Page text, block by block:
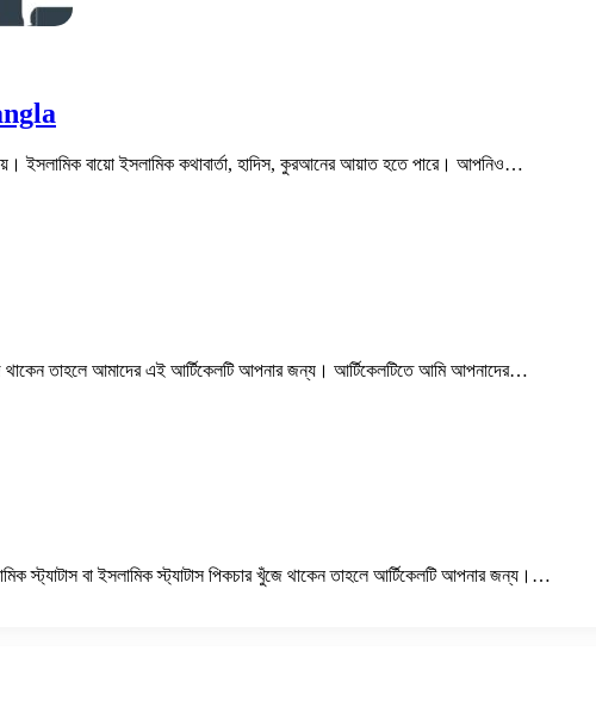
ইসলামিক বায়ো ইসলামিক কথাবার্তা, হাদিস, কুরআনের আয়াত হতে পারে। আপনিও…
তাহলে আমাদের এই আর্টিকেলটি আপনার জন্য। আর্টিকেলটিতে আমি আপনাদের…
স্ট্যাটাস বা ইসলামিক স্ট্যাটাস পিকচার খুঁজে থাকেন তাহলে আর্টিকেলটি আপনার জন্য।…